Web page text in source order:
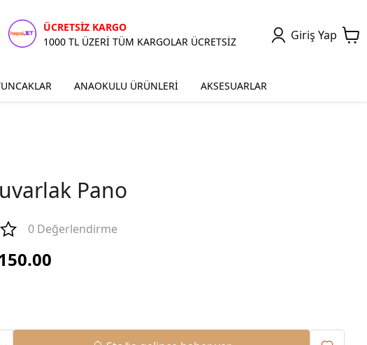
ÜCRETSİZ KARGO
1000 TL ÜZERİ TÜM KARGOLAR ÜCRETSİZ
Giriş Yap
ANAOKULU ÜRÜNLERİ AKSESUARLAR
Pano
0 Değerlendirme